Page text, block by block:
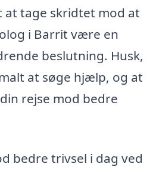
at tage skridtet mod at
i Barrit være en
beslutning. Husk,
at søge hjælp, og at
rejse mod bedre
bedre trivsel i dag ved